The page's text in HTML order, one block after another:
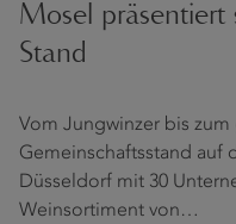
Mosel
Stand
Vom Jungwinzer bis
Gemeinschaftsstand auf
Düsseldorf mit 30
Weinsortiment von…